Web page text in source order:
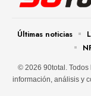
© 2026 90total.
información, análisis y
Últimas noticias